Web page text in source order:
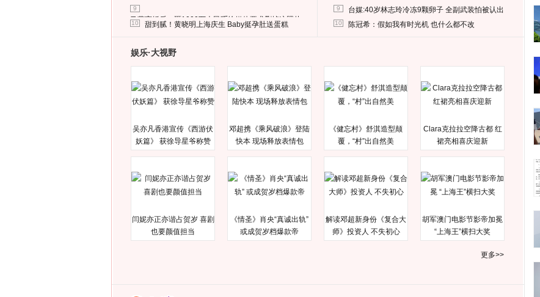
9
马蓉离婚后，砸1000万人民币给媒体要求删掉这照片
10 甜到腻！黄晓明上海庆生 Baby挺孕肚送蛋糕
9 台媒:40岁林志玲冷冻9颗卵子 全副武装怕被认出
10 陈冠希：假如我有时光机 也什么都不改
娱乐·大视野
吴亦凡香港宣传《西游伏
妖篇》 获徐导星爷称赞
邓超携《乘风破浪》登陆
快本 现场释放表情包
《健忘村》舒淇造型颠
覆，“村”出自然美
Clara克拉拉空降古都 红
裙亮相喜庆迎新
闫妮亦正亦谐占贺岁 喜剧
也要颜值担当
《情圣》肖央“真诚出轨”
或成贺岁档爆款帝
解读邓超新身份《复合大
师》投资人 不失初心
胡军澳门电影节影帝加冕
“上海王”横扫大奖
更多>>